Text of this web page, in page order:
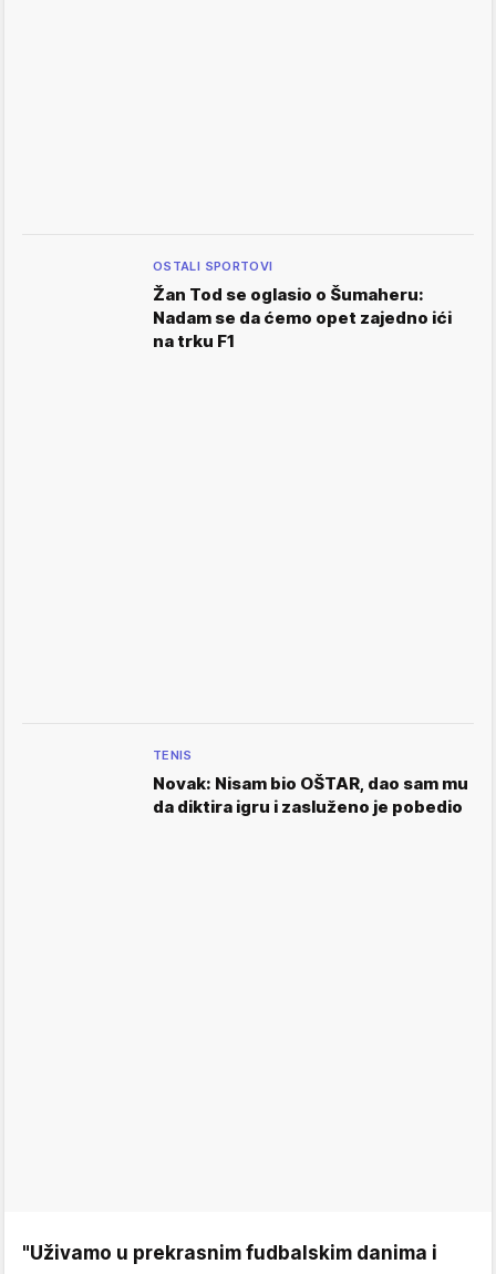
OSTALI SPORTOVI
Žan Tod se oglasio o Šumaheru:
Nadam se da ćemo opet zajedno ići
na trku F1
TENIS
Novak: Nisam bio OŠTAR, dao sam mu
da diktira igru i zasluženo je pobedio
"Uživamo u prekrasnim fudbalskim danima i